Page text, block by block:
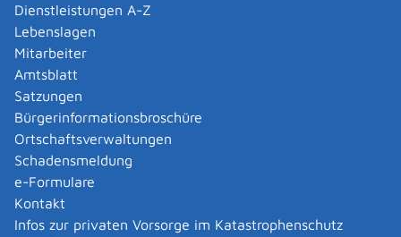
Dienstleistungen A-Z
Lebenslagen
Mitarbeiter
Amtsblatt
Satzungen
Bürgerinformationsbroschüre
Ortschaftsverwaltungen
Schadensmeldung
e-Formulare
Kontakt
Infos zur privaten Vorsorge im Katastrophenschutz
Behördenwegweiser
Externe Organisationseinheit
Landesarbeitsgericht Baden-
Württemberg Kammern
Freiburg
Allgemeine Informationen
Zugehörige Leistungen